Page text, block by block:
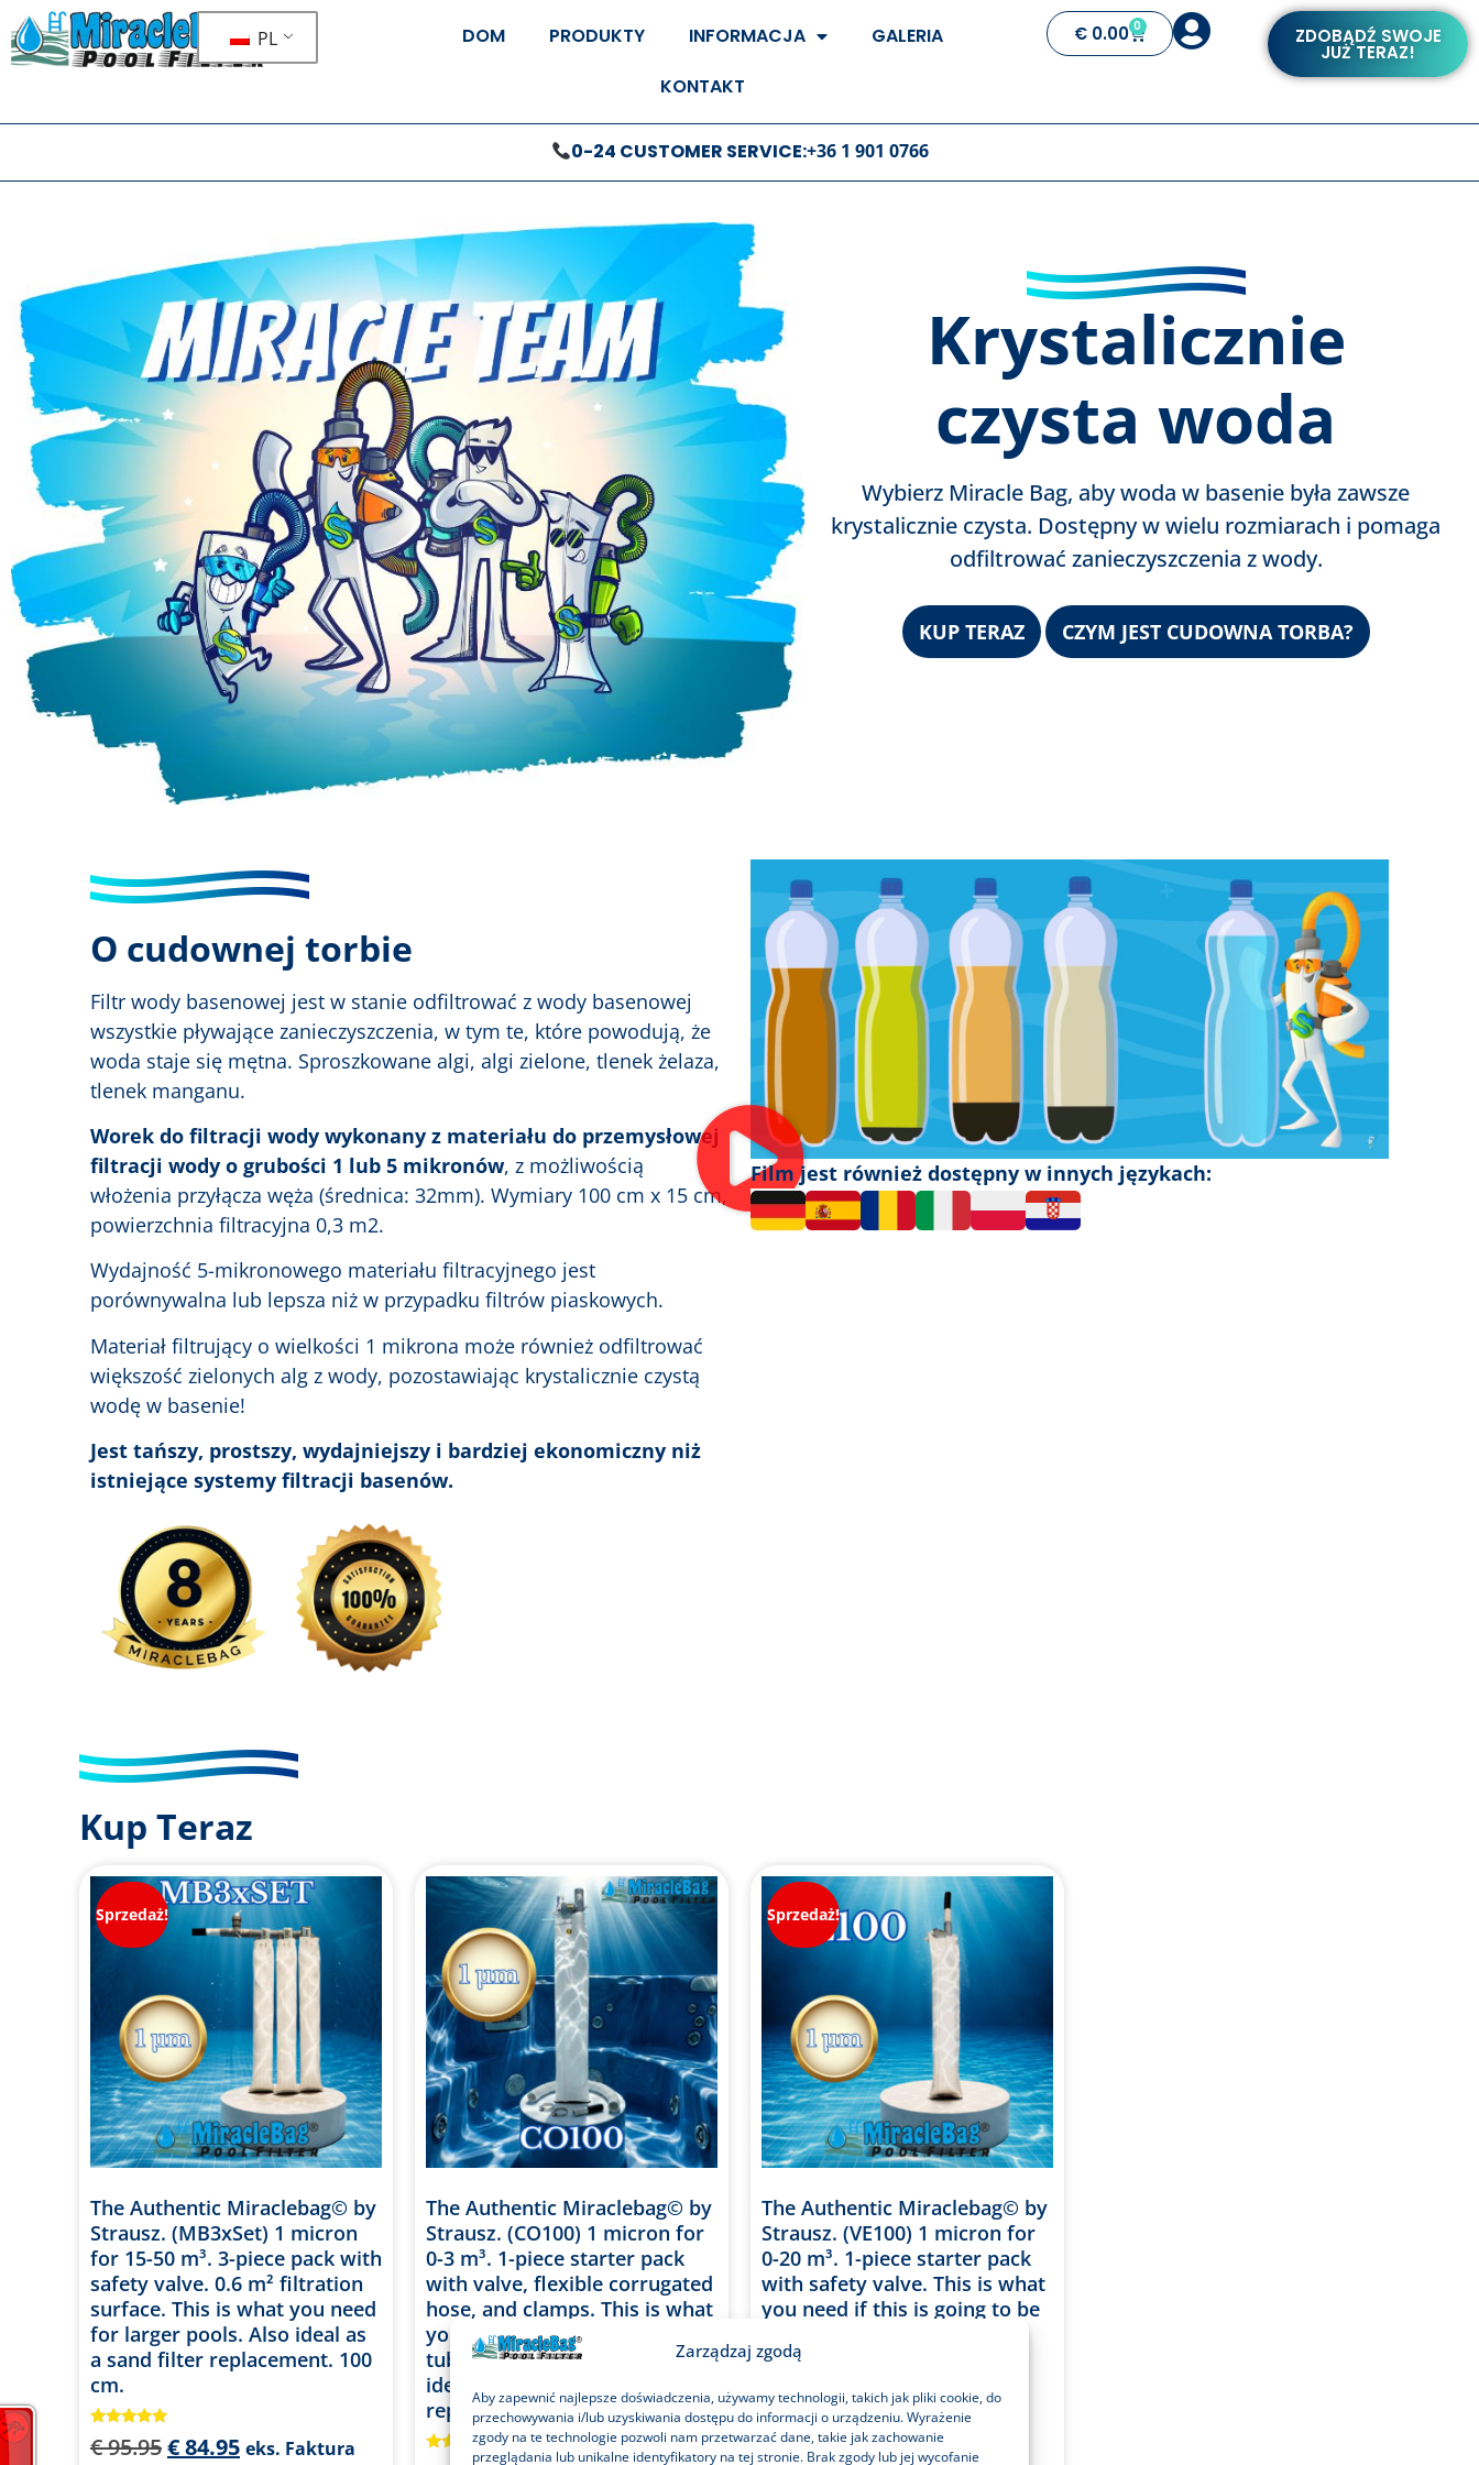
Zarządzaj zgodą
Aby zapewnić najlepsze doświadczenia, używamy technologii, takich jak pliki cookie, do
przechowywania i/lub uzyskiwania dostępu do informacji o urządzeniu. Wyrażenie
zgody na te technologie pozwoli nam przetwarzać dane, takie jak zachowanie
przeglądania lub unikalne identyfikatory na tej stronie. Brak zgody lub jej wycofanie
PL DOM PRODUKTY INFORMACJA
GALERIA
KONTAKT
€0.00 0 ZDOBĄDŹ SWOJE
JUŻ TERAZ!
0-24 CUSTOMER SERVICE:+36 1 901 0766
Krystalicznie
czysta woda
Wybierz Miracle Bag, aby woda w basenie była zawsze
krystalicznie czysta. Dostępny w wielu rozmiarach i pomaga
odfiltrować zanieczyszczenia z wody.
KUP TERAZ CZYM JEST CUDOWNA TORBA?
O cudownej torbie
Filtr wody basenowej jest w stanie odfiltrować z wody basenowej
wszystkie pływające zanieczyszczenia, w tym te, które powodują, że
woda staje się mętna. Sproszkowane algi, algi zielone, tlenek żelaza,
tlenek manganu.
Worek do filtracji wody wykonany z materiału do przemysłowej
filtracji wody o grubości 1 lub 5 mikronów, z możliwością
włożenia przyłącza węża (średnica: 32mm). Wymiary 100 cm x 15 cm,
powierzchnia filtracyjna 0,3 m2.
Wydajność 5-mikronowego materiału filtracyjnego jest
porównywalna lub lepsza niż w przypadku filtrów piaskowych.
Materiał filtrujący o wielkości 1 mikrona może również odfiltrować
większość zielonych alg z wody, pozostawiając krystalicznie czystą
wodę w basenie!
Jest tańszy, prostszy, wydajniejszy i bardziej ekonomiczny niż
istniejące systemy filtracji basenów.
Film jest również dostępny w innych językach:
Kup Teraz
Sprzedaż!
The Authentic Miraclebag© by
Strausz. (MB3xSet) 1 micron
for 15-50 m³. 3-piece pack with
safety valve. 0.6 m² filtration
surface. This is what you need
for larger pools. Also ideal as
a sand filter replacement. 100
cm.
Oceniono na
5.00
€95.95€84.95 eks. Faktura
The Authentic Miraclebag© by
Strausz. (CO100) 1 micron for
0-3 m³. 1-piece starter pack
with valve, flexible corrugated
hose, and clamps. This is what
you need for jacuzzis, hot
tubs, and kids’ pools. Also
ideal as a sand filter
replacement. 100 cm.
Sprzedaż!
The Authentic Miraclebag© by
Strausz. (VE100) 1 micron for
0-20 m³. 1-piece starter pack
with safety valve. This is what
you need if this is going to be
water filter, also ideal as a
cm.